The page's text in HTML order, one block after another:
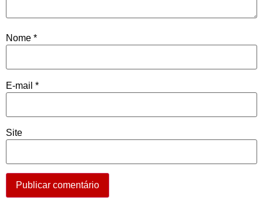
Nome *
E-mail *
Site